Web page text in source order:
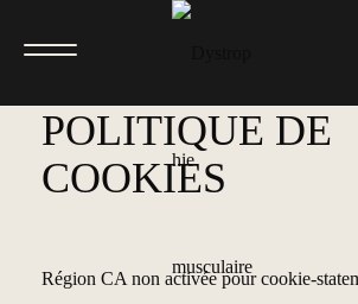
POLITIQUE DE
COOKIES
Région CA non activée pour cookie-